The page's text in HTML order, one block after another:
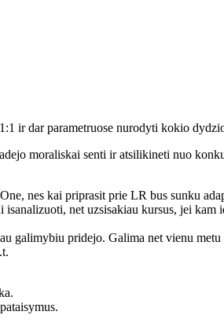
ir dar parametruose nurodyti kokio
moraliskai senti ir atsilikineti nuo
nes kai priprasit prie LR bus sunku
net uzsisakiau kursus, jei
galimybiu pridejo. Galima net vienu